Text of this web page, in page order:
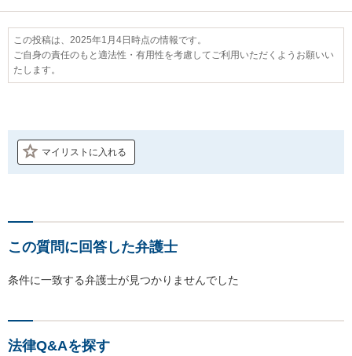
この投稿は、2025年1月4日時点の情報です。
ご自身の責任のもと適法性・有用性を考慮してご利用いただくようお願いい
たします。
マイリストに入れる
この質問に回答した弁護士
条件に一致する弁護士が見つかりませんでした
法律Q&Aを探す